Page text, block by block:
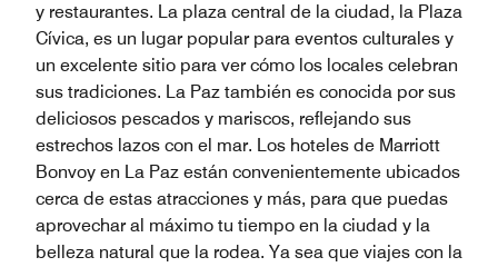
y restaurantes. La plaza central de la ciudad, la Plaza
Cívica, es un lugar popular para eventos culturales y
un excelente sitio para ver cómo los locales celebran
sus tradiciones. La Paz también es conocida por sus
deliciosos pescados y mariscos, reflejando sus
estrechos lazos con el mar. Los hoteles de Marriott
Bonvoy en La Paz están convenientemente ubicados
cerca de estas atracciones y más, para que puedas
aprovechar al máximo tu tiempo en la ciudad y la
belleza natural que la rodea. Ya sea que viajes con la